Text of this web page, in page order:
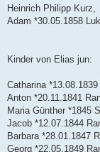
Heinrich Philipp Kurz,
Adam *30.05.1858
Kinder von Elias jun:
Catharina *13.08.1839
Anton *20.11.1841
Maria Günther *1845
Jacob *12.07.1844
Barbara *28.01.1847
Georg *22.05.1849